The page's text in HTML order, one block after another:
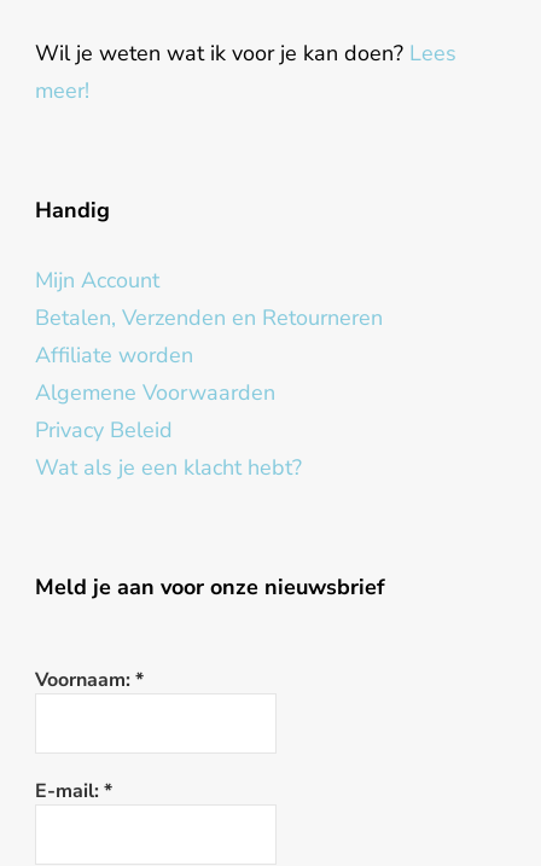
Wil je weten wat ik voor je kan doen? Lees
meer!
Handig
Mijn Account
Betalen, Verzenden en Retourneren
Affiliate worden
Algemene Voorwaarden
Privacy Beleid
Wat als je een klacht hebt?
Meld je aan voor onze nieuwsbrief
Voornaam: *
E-mail: *